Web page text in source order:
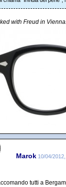
with Freud in
Marok 10/04/
tutti a